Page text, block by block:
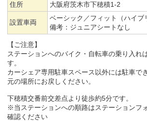
住所 大阪府茨木市下穂積1-2
設置車両
ベーシック／フィット（ハイブ
備考： ジュニアシートなし
【ご注意】
ステーションへのバイク・自転車の乗り入れ
す。
カーシェア専用駐車スペース以外には駐車で
元の場所にお戻しください。
下穂積交番前交差点より徒歩約5分です。
※当ステーションへの順路はステーションフ
確認ください